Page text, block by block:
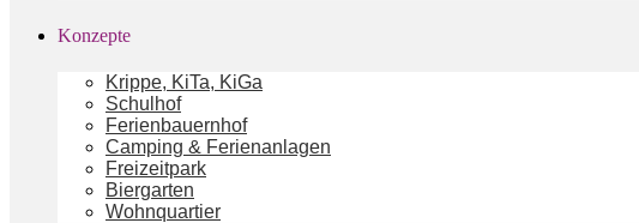
Konzepte
Krippe, KiTa, KiGa
Schulhof
Ferienbauernhof
Camping & Ferienanlagen
Freizeitpark
Biergarten
Wohnquartier